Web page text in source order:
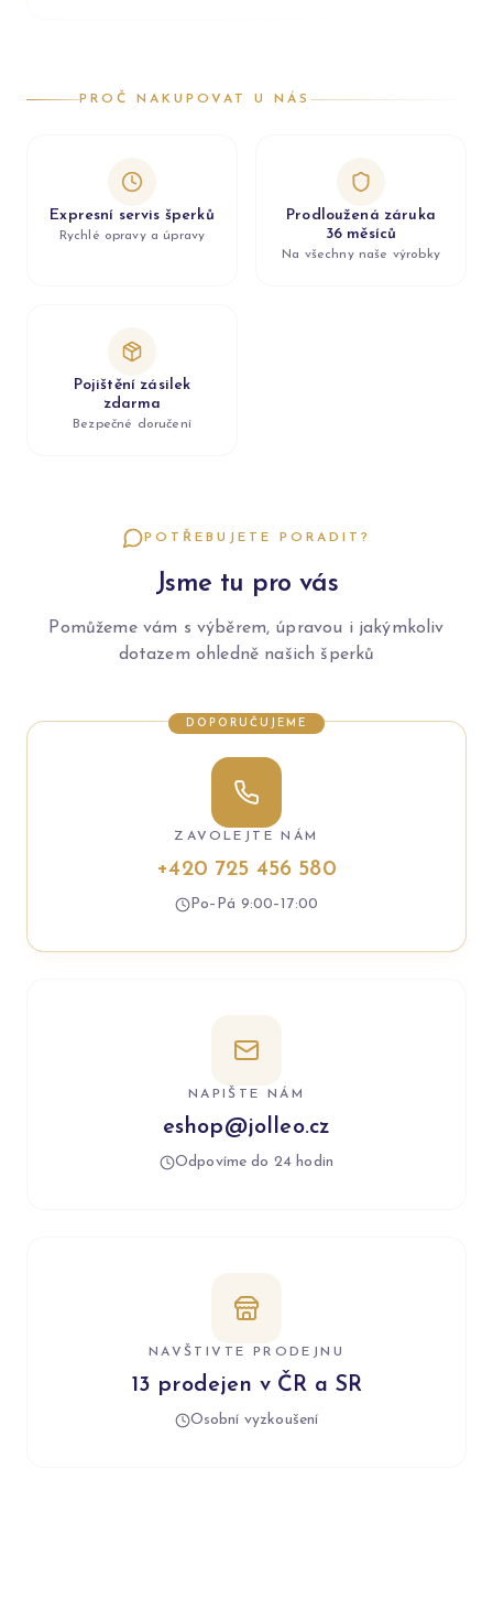
PROČ NAKUPOVAT U NÁS
Expresní servis šperků
Rychlé opravy a úpravy
Prodloužená záruka
36 měsíců
Na všechny naše výrobky
Pojištění zásilek
zdarma
Bezpečné doručení
POTŘEBUJETE PORADIT?
Jsme tu pro vás
Pomůžeme vám s výběrem, úpravou i jakýmkoliv
dotazem ohledně našich šperků
DOPORUČUJEME
ZAVOLEJTE NÁM
+420 725 456 580
Po–Pá 9:00–17:00
NAPIŠTE NÁM
eshop@jolleo.cz
Odpovíme do 24 hodin
NAVŠTIVTE PRODEJNU
13 prodejen v ČR a SR
Osobní vyzkoušení